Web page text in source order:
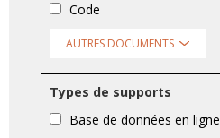
Code
AUTRES DOCUMENTS
Types de supports
Base de données en ligne